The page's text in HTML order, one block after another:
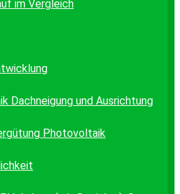
im Vergleich
Dachneigung und Ausrichtung
Photovoltaik